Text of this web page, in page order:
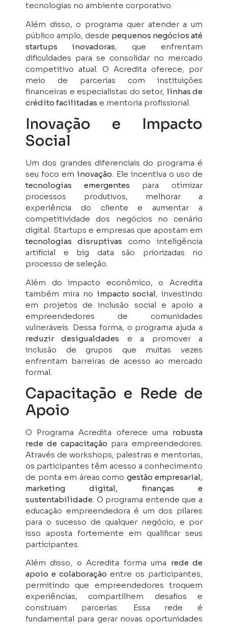
tecnologias no ambiente corporativo.
Além disso, o programa quer atender a um
público amplo, desde pequenos negócios até
startups inovadoras, que enfrentam
dificuldades para se consolidar no mercado
competitivo atual. O Acredita oferece, por
meio de parcerias com instituições
financeiras e especialistas do setor, linhas de
crédito facilitadas e mentoria profissional.
Inovação e Impacto
Social
Um dos grandes diferenciais do programa é
seu foco em inovação. Ele incentiva o uso de
tecnologias emergentes para otimizar
processos produtivos, melhorar a
experiência do cliente e aumentar a
competitividade dos negócios no cenário
digital. Startups e empresas que apostam em
tecnologias disruptivas como inteligência
artificial e big data são priorizadas no
processo de seleção.
Além do impacto econômico, o Acredita
também mira no impacto social, investindo
em projetos de inclusão social e apoio a
empreendedores de comunidades
vulneráveis. Dessa forma, o programa ajuda a
reduzir desigualdades e a promover a
inclusão de grupos que muitas vezes
enfrentam barreiras de acesso ao mercado
formal.
Capacitação e Rede de
Apoio
O Programa Acredita oferece uma robusta
rede de capacitação para empreendedores.
Através de workshops, palestras e mentorias,
os participantes têm acesso a conhecimento
de ponta em áreas comogestão empresarial,
marketing digital, finanças e
sustentabilidade. O programa entende que a
educação empreendedora é um dos pilares
para o sucesso de qualquer negócio, e por
isso aposta fortemente em qualificar seus
participantes.
Além disso, o Acredita forma uma rede de
apoio e colaboração entre os participantes,
permitindo que empreendedores troquem
experiências, compartilhem desafios e
construam parcerias. Essa rede é
fundamental para gerar novas oportunidades